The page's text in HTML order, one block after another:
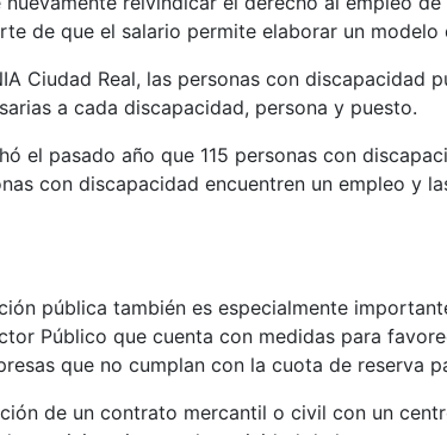
de que el salario permite elaborar un
Ciudad Real, las personas con
a cada discapacidad, persona y puesto.
el pasado año que 115 personas con
con discapacidad encuentren un empleo y
pública también es especialmente
Público que cuenta con medidas para
que no cumplan con la cuota de reserva
de un contrato mercantil o civil con un